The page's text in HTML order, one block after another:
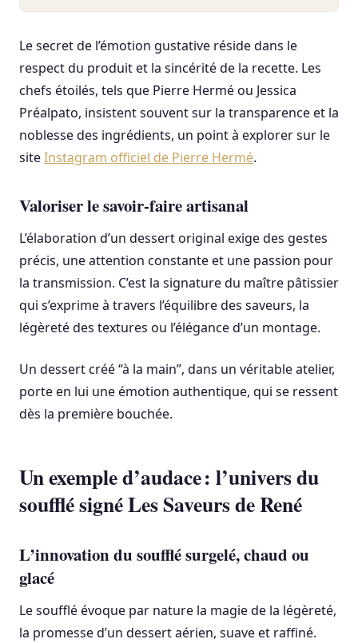
Le secret de l’émotion gustative réside dans le
respect du produit et la sincérité de la recette. Les
chefs étoilés, tels que Pierre Hermé ou Jessica
Préalpato, insistent souvent sur la transparence et la
noblesse des ingrédients, un point à explorer sur le
siteInstagram officiel de Pierre Hermé.
Valoriser le savoir-faire artisanal
L’élaboration d’un dessert original exige des gestes
précis, une attention constante et une passion pour
la transmission. C’est la signature du maître pâtissier
qui s’exprime à travers l’équilibre des saveurs, la
légèreté des textures ou l’élégance d’un montage.
Un dessert créé “à la main”, dans un véritable atelier,
porte en lui une émotion authentique, qui se ressent
dès la première bouchée.
Un exemple d’audace : l’univers du
soufflé signé Les Saveurs de René
L’innovation du soufflé surgelé, chaud ou
glacé
Le soufflé évoque par nature la magie de la légèreté,
la promesse d’un dessert aérien, suave et raffiné.